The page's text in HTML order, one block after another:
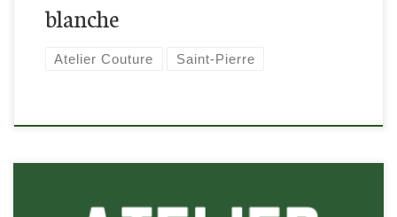
blanche
Atelier Couture Saint-Pierre